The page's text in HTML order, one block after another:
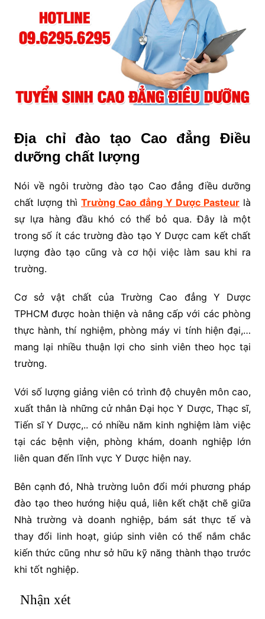
Địa chỉ đào tạo Cao đẳng Điều
dưỡng chất lượng
Nói về ngôi trường đào tạo Cao đẳng điều dưỡng
chất lượng thì Trường Cao đẳng Y Dược Pasteur là
sự lựa hàng đầu khó có thể bỏ qua. Đây là một
trong số ít các trường đào tạo Y Dược cam kết chất
lượng đào tạo cũng và cơ hội việc làm sau khi ra
trường.
Cơ sở vật chất của Trường Cao đẳng Y Dược
TPHCM được hoàn thiện và nâng cấp với các phòng
thực hành, thí nghiệm, phòng máy vi tính hiện đại,…
mang lại nhiều thuận lợi cho sinh viên theo học tại
trường.
Với số lượng giảng viên có trình độ chuyên môn cao,
xuất thân là những cử nhân Đại học Y Dược, Thạc sĩ,
Tiến sĩ Y Dược,.. có nhiều năm kinh nghiệm làm việc
tại các bệnh viện, phòng khám, doanh nghiệp lớn
liên quan đến lĩnh vực Y Dược hiện nay.
Bên cạnh đó, Nhà trường luôn đổi mới phương pháp
đào tạo theo hướng hiệu quả, liên kết chặt chẽ giữa
Nhà trường và doanh nghiệp, bám sát thực tế và
thay đổi linh hoạt, giúp sinh viên có thể nắm chắc
kiến thức cũng như sở hữu kỹ năng thành thạo trước
khi tốt nghiệp.
Nhận xét